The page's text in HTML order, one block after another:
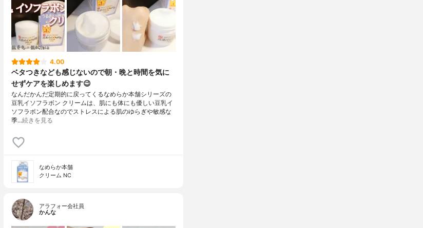
4.00
ベタつきなども感じないので朝・晩と時間を気に
せずケアを楽しめます😉
なんだかんだ定期的に戻ってくるなめらか本舗シリーズの
豆乳イソフラボン クリームは、肌にも体にも優しい豆乳イ
ソフラボン配合なのでストレスによる肌のゆらぎや敏感な
季…続きを見る
なめらか本舗
クリーム NC
アラフォー会社員
かんな